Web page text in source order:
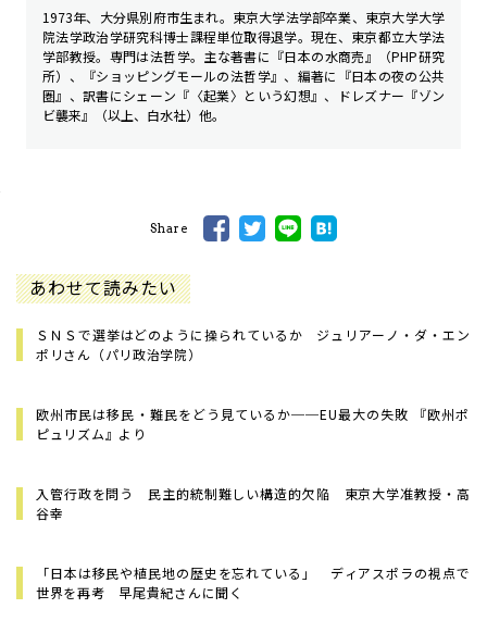
1973年、大分県別府市生まれ。東京大学法学部卒業、東京大学大学
院法学政治学研究科博士課程単位取得退学。現在、東京都立大学法
学部教授。専門は法哲学。主な著書に『日本の水商売』（PHP研究
所）、『ショッピングモールの法哲学』、編著に『日本の夜の公共
圏』、訳書にシェーン『〈起業〉という幻想』、ドレズナー『ゾン
ビ襲来』（以上、白水社）他。
Share
あわせて読みたい
ＳＮＳで選挙はどのように操られているか ジュリアーノ・ダ・エン
ポリさん（パリ政治学院）
欧州市民は移民・難民をどう見ているか──EU最大の失敗 『欧州ポ
ピュリズム』より
入管行政を問う 民主的統制難しい構造的欠陥 東京大学准教授・高
谷幸
「日本は移民や植民地の歴史を忘れている」 ディアスポラの視点で
世界を再考 早尾貴紀さんに聞く